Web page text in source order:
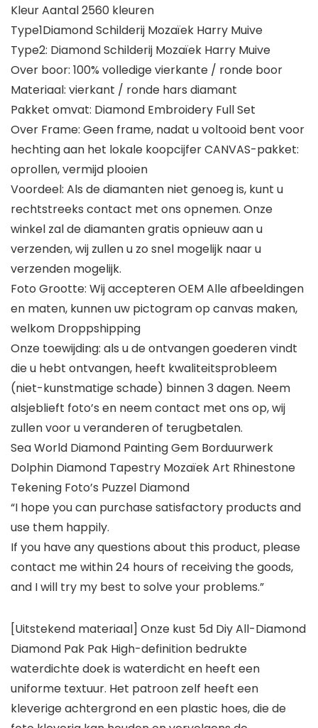
Kleur Aantal 2560 kleuren
Type1Diamond Schilderij Mozaïek Harry Muive
Type2: Diamond Schilderij Mozaïek Harry Muive
Over boor: 100% volledige vierkante / ronde boor
Materiaal: vierkant / ronde hars diamant
Pakket omvat: Diamond Embroidery Full Set
Over Frame: Geen frame, nadat u voltooid bent voor
hechting aan het lokale koopcijfer CANVAS-pakket:
oprollen, vermijd plooien
Voordeel: Als de diamanten niet genoeg is, kunt u
rechtstreeks contact met ons opnemen. Onze
winkel zal de diamanten gratis opnieuw aan u
verzenden, wij zullen u zo snel mogelijk naar u
verzenden mogelijk.
Foto Grootte: Wij accepteren OEM Alle afbeeldingen
en maten, kunnen uw pictogram op canvas maken,
welkom Droppshipping
Onze toewijding: als u de ontvangen goederen vindt
die u hebt ontvangen, heeft kwaliteitsprobleem
(niet-kunstmatige schade) binnen 3 dagen. Neem
alsjeblieft foto’s en neem contact met ons op, wij
zullen voor u veranderen of terugbetalen.
Sea World Diamond Painting Gem Borduurwerk
Dolphin Diamond Tapestry Mozaïek Art Rhinestone
Tekening Foto’s Puzzel Diamond
“I hope you can purchase satisfactory products and
use them happily.
If you have any questions about this product, please
contact me within 24 hours of receiving the goods,
and I will try my best to solve your problems.”
[Uitstekend materiaal] Onze kust 5d Diy All-Diamond
Diamond Pak Pak High-definition bedrukte
waterdichte doek is waterdicht en heeft een
uniforme textuur. Het patroon zelf heeft een
kleverige achtergrond en een plastic hoes, die de